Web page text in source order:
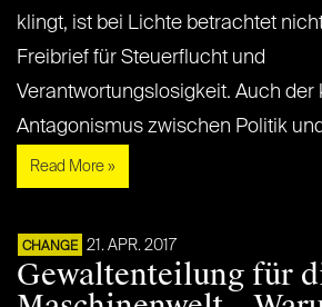
klingt, ist bei Lichte betrachtet
Freibrief für Steuerflucht und
Verantwortungslosigkeit. Auch der
Antagonismus zwischen Politik
Read More »
CHANGE 21. APR. 2017
Gewaltenteilung für